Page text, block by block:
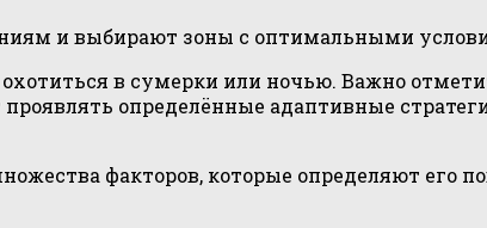
и выбирают зоны с оптимальными
в сумерки или ночью. Важно
определённые адаптивные
факторов, которые определяют его